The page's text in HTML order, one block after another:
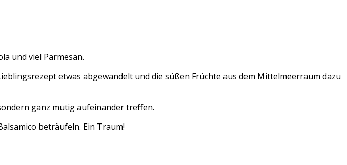
und viel Parmesan.
etwas abgewandelt und die süßen Früchte aus dem Mittelmeerraum dazu
ganz mutig aufeinander treffen.
beträufeln. Ein Traum!